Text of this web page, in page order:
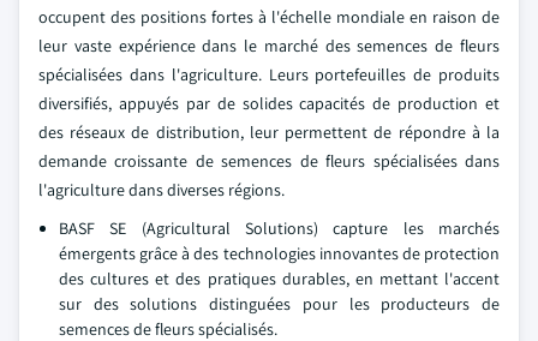
occupent des positions fortes à l'échelle mondiale en raison de
leur vaste expérience dans le marché des semences de fleurs
spécialisées dans l'agriculture. Leurs portefeuilles de produits
diversifiés, appuyés par de solides capacités de production et
des réseaux de distribution, leur permettent de répondre à la
demande croissante de semences de fleurs spécialisées dans
l'agriculture dans diverses régions.
BASF SE (Agricultural Solutions) capture les marchés
émergents grâce à des technologies innovantes de protection
des cultures et des pratiques durables, en mettant l'accent
sur des solutions distinguées pour les producteurs de
semences de fleurs spécialisés.